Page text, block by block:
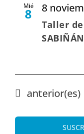
Mié
8 8
Taller
Eventos
anterior(es)